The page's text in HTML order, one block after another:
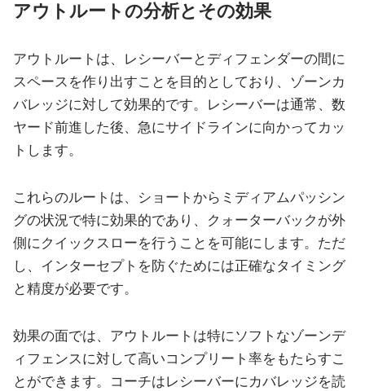
アウトルートの分析とその効果
アウトルートは、レシーバーとディフェンダーの間に
スペースを作り出すことを目的としており、ゾーンカ
バレッジに対して効果的です。レシーバーは通常、数
ヤード前進した後、急にサイドラインに向かってカッ
トします。
これらのルートは、ショートからミディアムパッシン
グの状況で特に効果的であり、クォーターバックが外
側にクイックスローを行うことを可能にします。ただ
し、インターセプトを防ぐためには正確なタイミング
と精度が必要です。
効果の面では、アウトルートは特にソフトなゾーンデ
ィフェンスに対して高いコンプリート率をもたらすこ
とができます。コーチはレシーバーにカバレッジを読